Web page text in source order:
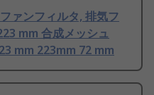
ァンフィルタ, 排気フ
mm 合成メッシュ
mm 223mm 72 mm